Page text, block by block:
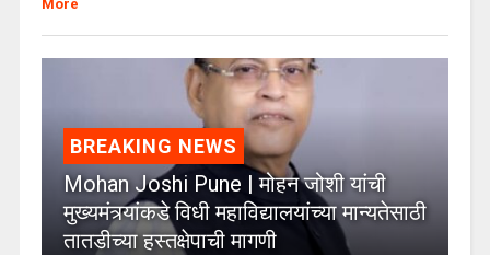
More
BREAKING NEWS
Mohan Joshi Pune | मोहन जोशी यांची
मुख्यमंत्र्यांकडे विधी महाविद्यालयांच्या मान्यतेसाठी
तातडीच्या हस्तक्षेपाची मागणी